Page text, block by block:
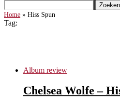
Zoeken
Home » Hiss Spun
Tag:
Album review
Chelsea Wolfe –